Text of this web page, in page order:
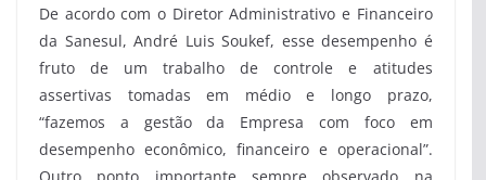
De acordo com o Diretor Administrativo e Financeiro
da Sanesul, André Luis Soukef, esse desempenho é
fruto de um trabalho de controle e atitudes
assertivas tomadas em médio e longo prazo,
“fazemos a gestão da Empresa com foco em
desempenho econômico, financeiro e operacional”.